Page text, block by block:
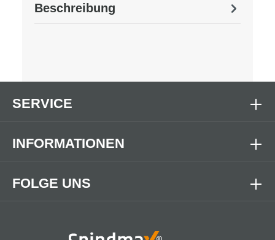
Beschreibung
FOLGE UNS
SERVICE
INFORMATIONEN